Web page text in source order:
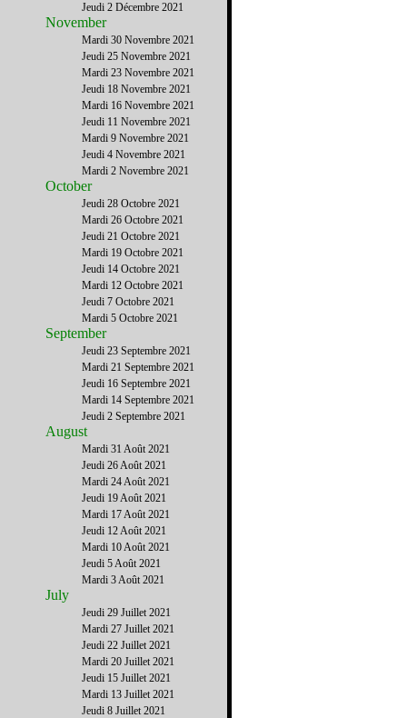
Jeudi 2 Décembre 2021
November
Mardi 30 Novembre 2021
Jeudi 25 Novembre 2021
Mardi 23 Novembre 2021
Jeudi 18 Novembre 2021
Mardi 16 Novembre 2021
Jeudi 11 Novembre 2021
Mardi 9 Novembre 2021
Jeudi 4 Novembre 2021
Mardi 2 Novembre 2021
October
Jeudi 28 Octobre 2021
Mardi 26 Octobre 2021
Jeudi 21 Octobre 2021
Mardi 19 Octobre 2021
Jeudi 14 Octobre 2021
Mardi 12 Octobre 2021
Jeudi 7 Octobre 2021
Mardi 5 Octobre 2021
September
Jeudi 23 Septembre 2021
Mardi 21 Septembre 2021
Jeudi 16 Septembre 2021
Mardi 14 Septembre 2021
Jeudi 2 Septembre 2021
August
Mardi 31 Août 2021
Jeudi 26 Août 2021
Mardi 24 Août 2021
Jeudi 19 Août 2021
Mardi 17 Août 2021
Jeudi 12 Août 2021
Mardi 10 Août 2021
Jeudi 5 Août 2021
Mardi 3 Août 2021
July
Jeudi 29 Juillet 2021
Mardi 27 Juillet 2021
Jeudi 22 Juillet 2021
Mardi 20 Juillet 2021
Jeudi 15 Juillet 2021
Mardi 13 Juillet 2021
Jeudi 8 Juillet 2021